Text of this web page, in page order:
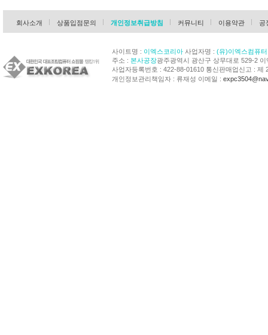
회사소개 상품입점문의 개인정보취급방침 커뮤니티 이용약관 공
사이트명 : 이엑스코리아사업자명 : (유)이엑스컴퓨터
주소 : 본사공장광주광역시 광산구 상무대로 529-2 이
사업자등록번호 : 422-88-01610 통신판매업신고 : 제
개인정보관리책임자 : 류재성 이메일 :